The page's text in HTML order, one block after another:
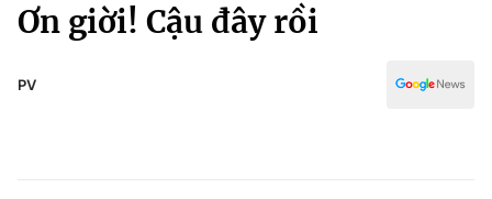
Chính trị
Truyền hình
Ơn giời! Cậu đây rồi
PV